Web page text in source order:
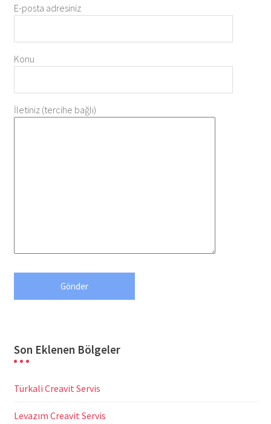
E-posta adresiniz
Konu
İletiniz (tercihe bağlı)
Son Eklenen Bölgeler
Türkali Creavit Servis
Levazım Creavit Servis